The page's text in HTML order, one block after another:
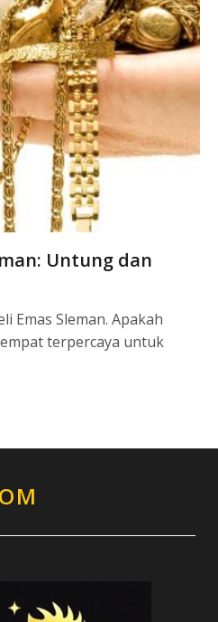
Untung dan
Emas Sleman. Apakah
terpercaya untuk